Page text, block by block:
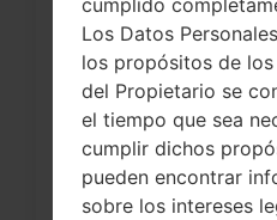
¿Cómo
a través del
cumplido
Los Datos
los propósitos de
del Propietario se
el tiempo que sea
cumplir dichos
pueden encontrar
sobre los intereses